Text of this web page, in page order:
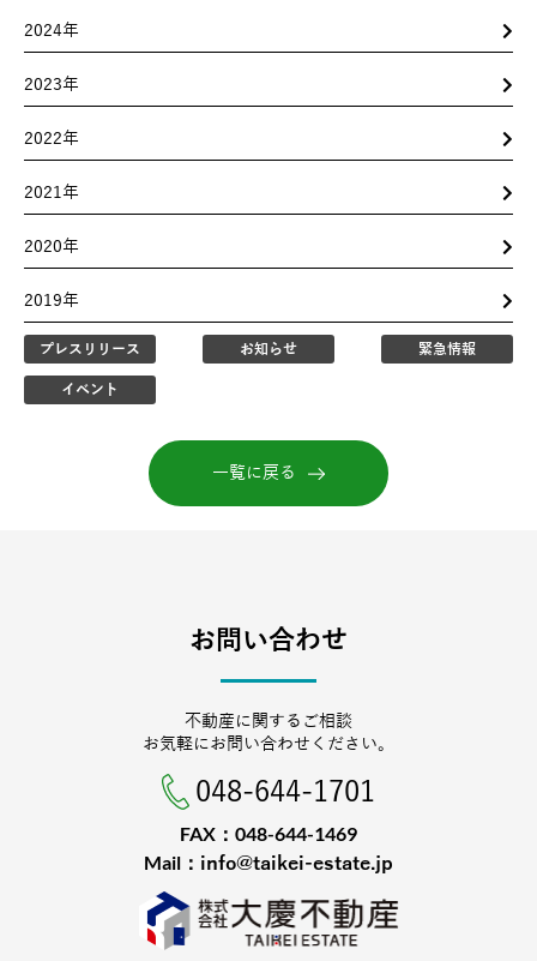
2024年
2023年
2022年
2021年
2020年
2019年
プレスリリース お知らせ 緊急情報
イベント
一覧に戻る
お問い合わせ
不動産に関するご相談
お気軽にお問い合わせください。
048-644-1701
FAX：048-644-1469
Mail： info@taikei-estate.jp